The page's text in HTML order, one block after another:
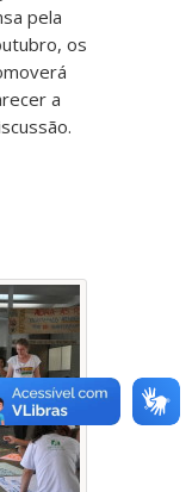
pela
os
a